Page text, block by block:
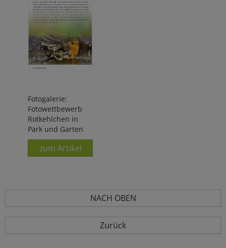
Fotogalerie:
Fotowettbewerb
Rotkehlchen in
Park und Garten
zum Artikel
NACH OBEN
Zurück